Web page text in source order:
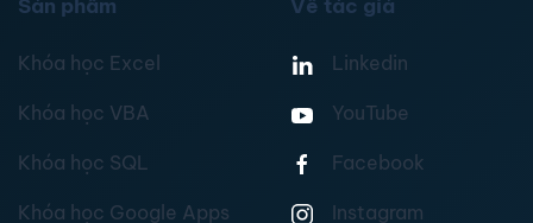
Sản phẩm
Khóa học Excel
Khóa học VBA
Khóa học SQL
Khóa học Google Apps
Về tác giả
Linkedin
YouTube
Facebook
Instagram